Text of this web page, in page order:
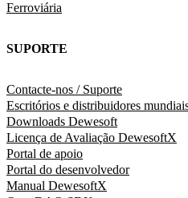
Ferroviária
SUPORTE
Contacte-nos / Suporte
Escritórios e distribuidores
Downloads Dewesoft
Licença de Avaliação DewesoftX
Portal de apoio
Portal do desenvolvedor
Manual DewesoftX